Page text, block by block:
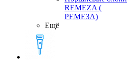
REMEZA (
РЕМЕЗА)
Ещё